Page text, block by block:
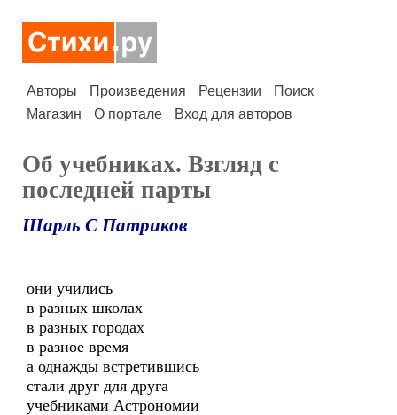
Авторы Произведения Рецензии
Поиск
Магазин
О портале Вход для авторов
Об учебниках. Взгляд с
последней парты
Шарль С Патриков
они учились
в разных школах
в разных городах
в разное время
а однажды встретившись
стали друг для друга
учебниками Астрономии